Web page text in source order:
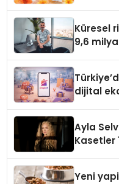
Küresel
9,6
dijital
Ayla
Kasetler
Yeni